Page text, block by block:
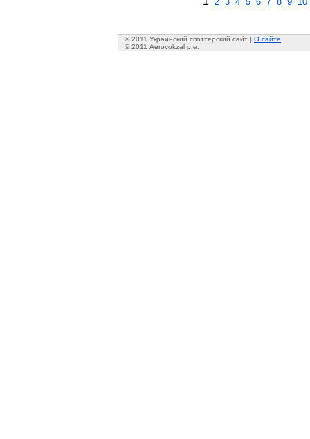
© 2011 Украинский споттерский сайт | О сайте
© 2011 Aerovokzal p.e.